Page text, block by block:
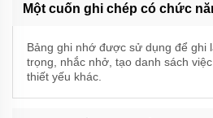
Một cuốn ghi chép có chức
Bảng ghi nhớ được sử dụng để ghi
trọng, nhắc nhở, tạo danh sách
thiết yếu khác.